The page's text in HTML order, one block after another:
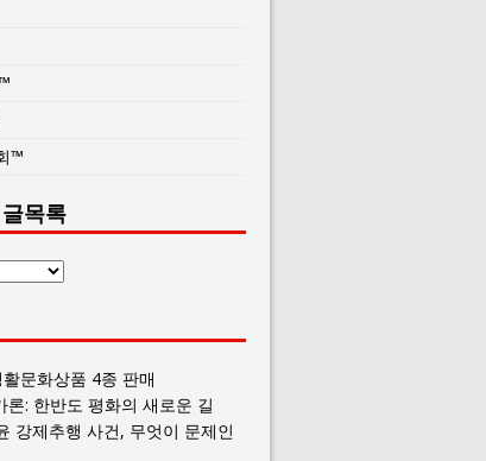
™
목록
문화상품 4종 판매
론: 한반도 평화의 새로운 길
강제추행 사건, 무엇이 문제인